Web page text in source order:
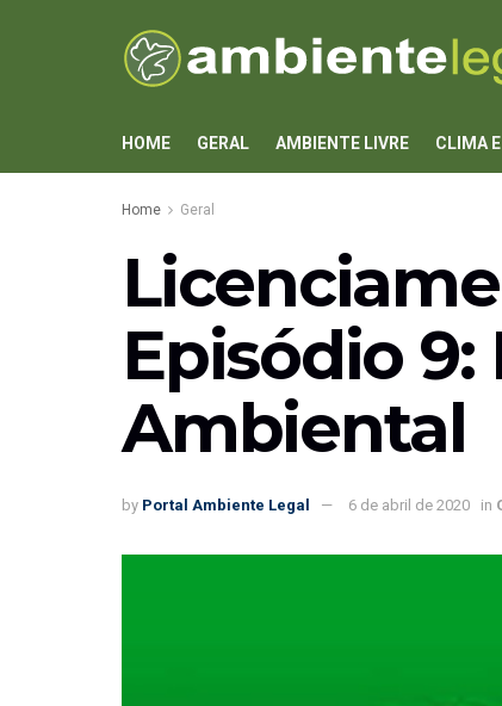
HOME GERAL AMBIENTE LIVRE CLIMA
Home Geral
Episódio
Ambiental
by Portal Ambiente Legal 6 de abril de 2020 in